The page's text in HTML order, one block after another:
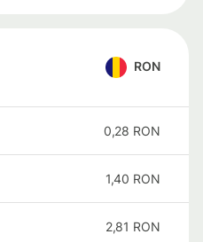
RON
0,28 RON
1,40 RON
2,81 RON